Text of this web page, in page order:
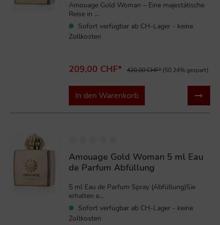
Amouage Gold Woman – Eine majestätische
Reise in ...
Sofort verfügbar ab CH-Lager - keine
Zollkosten
209,00 CHF* 420,00 CHF* (50.24% gespart)
In den Warenkorb
Amouage Gold Woman 5 ml Eau
de Parfum Abfüllung
5 ml Eau de Parfum Spray (Abfüllung)Sie
erhalten e...
Sofort verfügbar ab CH-Lager - keine
Zollkosten